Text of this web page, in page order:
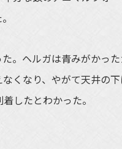
。ヘルガは青みがかっ
くなり、やがて天井の
したとわかった。